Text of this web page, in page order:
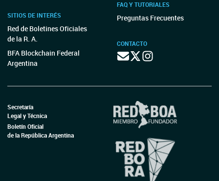
SITIOS DE INTERÉS
Red de Boletines Oficiales
de la R. A.
BFA Blockchain Federal
Argentina
FAQ Y TUTORIALES
Preguntas Frecuentes
CONTACTO
Secretaría
Legal y Técnica
Boletín Oficial
de la República Argentina